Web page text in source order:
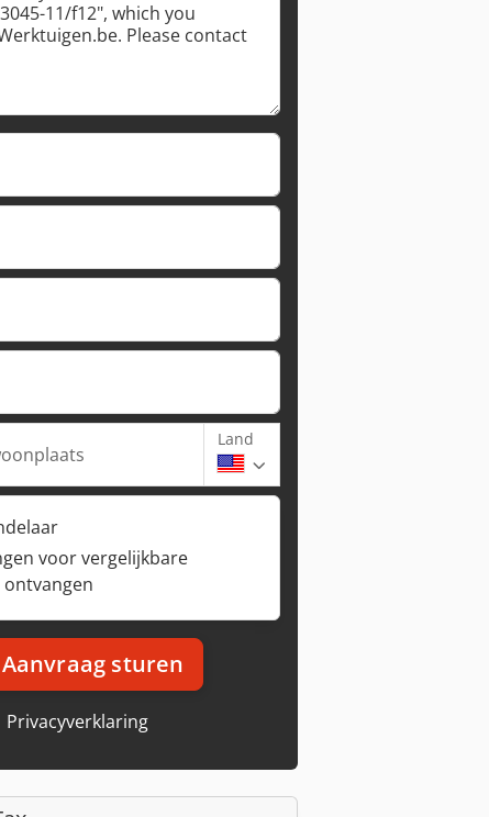
Land
voor vergelijkbare
Aanvraag sturen
Privacyverklaring